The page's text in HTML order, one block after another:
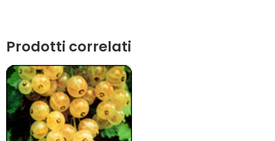
Prodotti correlati